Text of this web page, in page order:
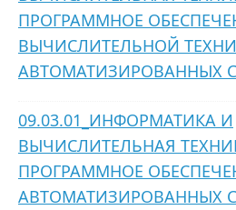
ПРОГРАММНОЕ
ВЫЧИСЛИТЕЛЬНОЙ
АВТОМАТИЗИРОВАННЫХ
09.03.01_ИНФОРМАТИКА И
ВЫЧИСЛИТЕЛЬНАЯ
ПРОГРАММНОЕ
АВТОМАТИЗИРОВАННЫХ